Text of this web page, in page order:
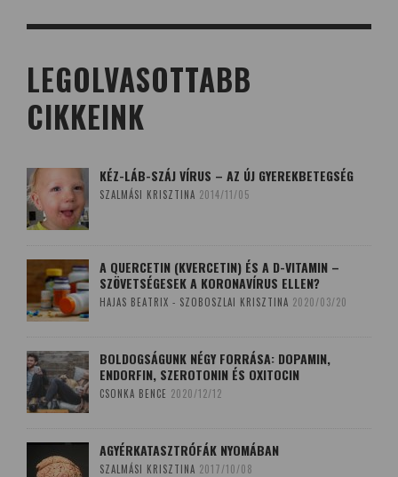
LEGOLVASOTTABB
CIKKEINK
KÉZ-LÁB-SZÁJ VÍRUS – AZ ÚJ GYEREKBETEGSÉG
SZALMÁSI KRISZTINA 2014/11/05
A QUERCETIN (KVERCETIN) ÉS A D-VITAMIN –
SZÖVETSÉGESEK A KORONAVÍRUS ELLEN?
HAJAS BEATRIX - SZOBOSZLAI KRISZTINA 2020/03/20
BOLDOGSÁGUNK NÉGY FORRÁSA: DOPAMIN,
ENDORFIN, SZEROTONIN ÉS OXITOCIN
CSONKA BENCE 2020/12/12
AGYÉRKATASZTRÓFÁK NYOMÁBAN
SZALMÁSI KRISZTINA 2017/10/08